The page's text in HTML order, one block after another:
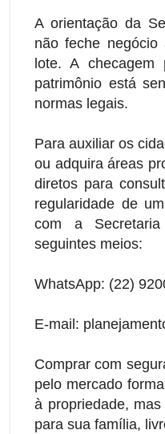
A orientação da
não feche
lote. A
patrimônio está
normas legais.
Para auxiliar os
ou adquira áreas
diretos para
regularidade de
com a
seguintes meios:
WhatsApp: (22)
E-mail:
Comprar com
pelo mercado
à propriedade,
para sua família,